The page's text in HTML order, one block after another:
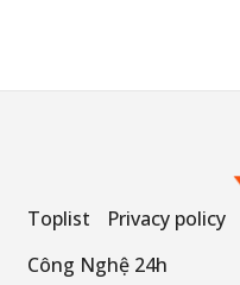
Toplist Privacy policy
Công Nghệ 24h